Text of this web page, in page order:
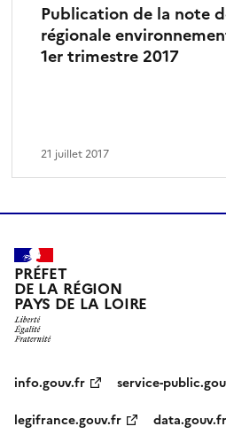
Publication de la note
régionale
1er trimestre 2017
21 juillet 2017
PRÉFET
DE LA RÉGION
PAYS DE LA LOIRE
info.gouv.fr
service-
legifrance.gouv.fr
data.gouv.fr